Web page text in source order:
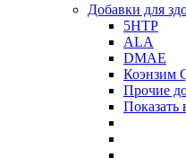
Добавки для
5HTP
ALA
DMAE
Коэнзим
Прочие
Показать